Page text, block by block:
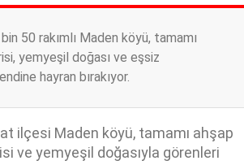
50 rakımlı Maden köyü, tamamı
yemyeşil doğası ve eşsiz
hayran bırakıyor.
ilçesi Maden köyü, tamamı ahşap
ve yemyeşil doğasıyla görenleri